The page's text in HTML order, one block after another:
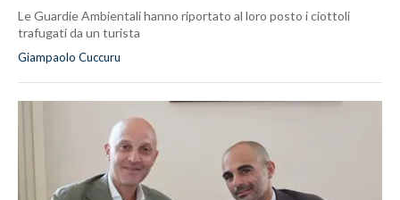
Le Guardie Ambientali hanno riportato al loro posto i ciottoli
trafugati da un turista
Giampaolo Cuccuru